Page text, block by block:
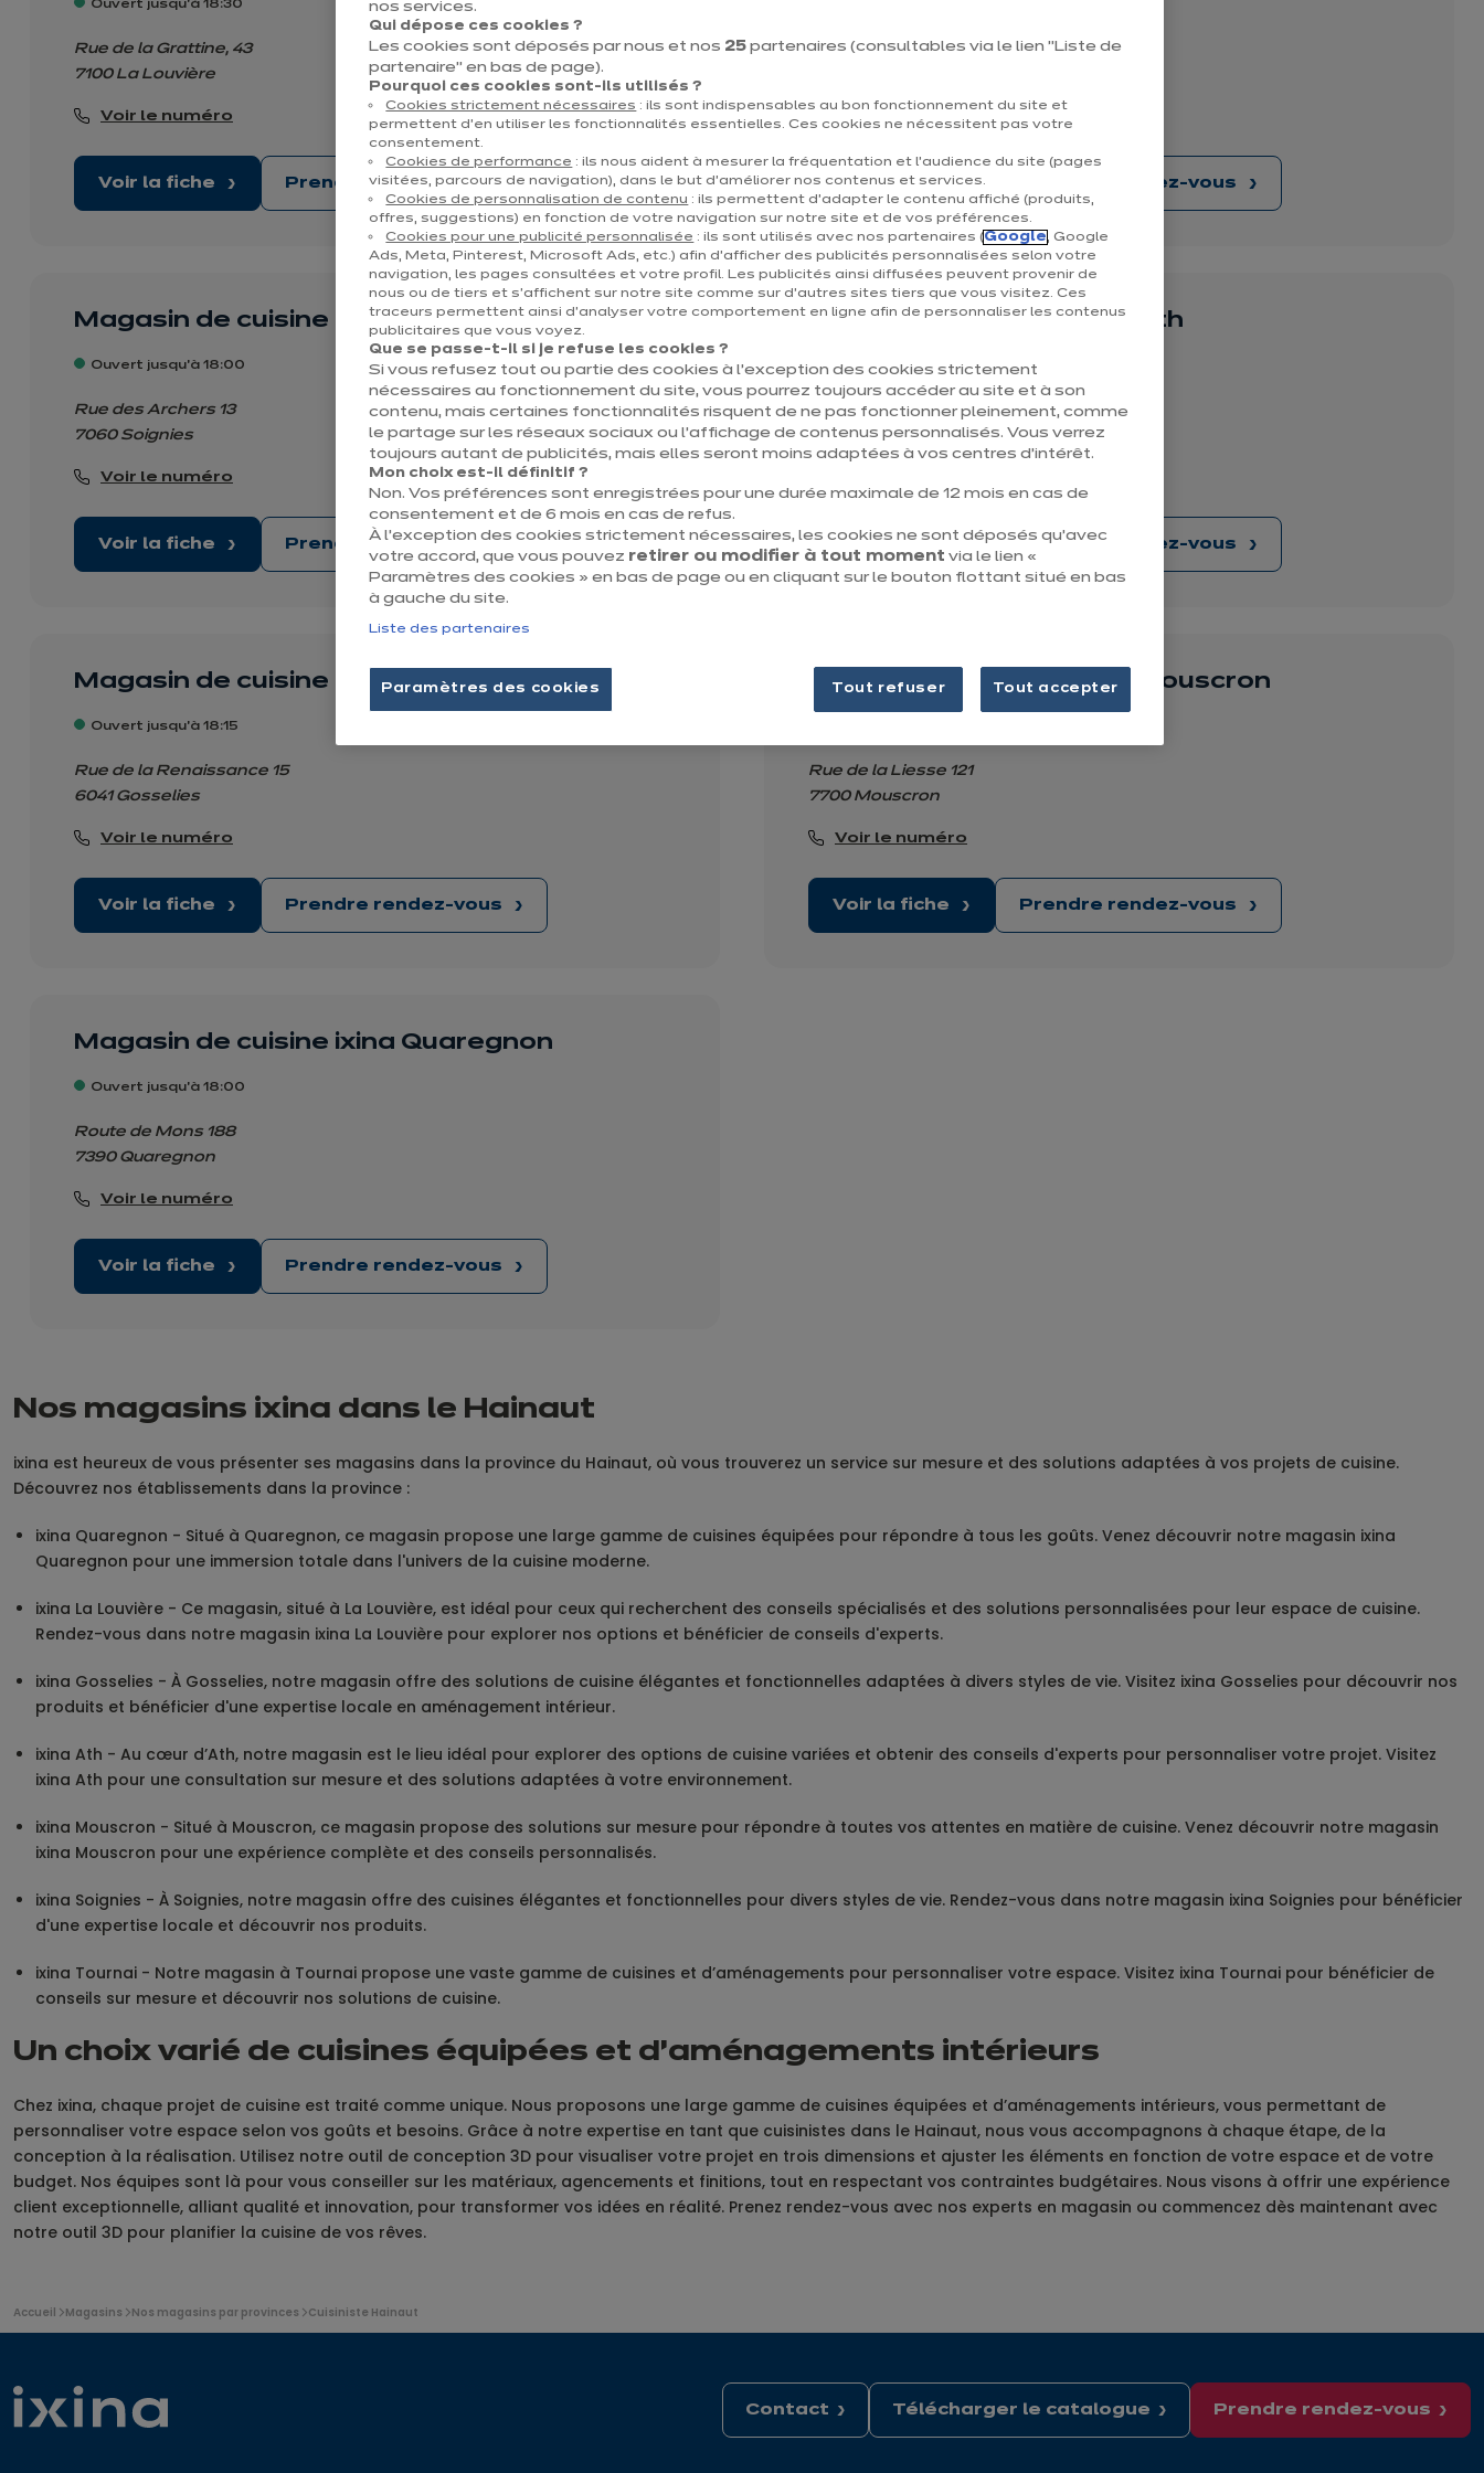
Ouvert jusqu'à 18:30
Rue de la Grattine, 43
7100 La Louvière
Voir le numéro
Voir la fiche Prendre rendez-vous
Rue des Roselières 5A
Voir le numéro
Voir la fiche Prendre rendez-vous
Magasin de cuisine ixina Soignies
Ouvert jusqu'à 18:00
Rue des Archers 13
7060 Soignies
Voir le numéro
Voir la fiche Prendre rendez-vous
Magasin de cuisine ixina Ath
Ouvert jusqu'à 18:30
Chaussée de Tournai 195
7801 Ath
Voir la fiche Prendre rendez-vous
Magasin de cuisine ixina Gosselies
Ouvert jusqu'à 18:15
Rue de la Renaissance 15
6041 Gosselies
Voir le numéro
Voir la fiche Prendre rendez-vous
Magasin de cuisine ixina Mouscron
Rue de la Liesse 121
7700 Mouscron
Voir le numéro
Voir la fiche Prendre rendez-vous
Magasin de cuisine ixina Quaregnon
Ouvert jusqu'à 18:00
Route de Mons 188
7390 Quaregnon
Voir le numéro
Voir la fiche Prendre rendez-vous
Nos magasins ixina dans le Hainaut
ixina est heureux de vous présenter ses magasins dans la province du Hainaut, où vous trouverez un service sur mesure et des solutions adaptées à vos projets de cuisine.
Découvrez nos établissements dans la province :
ixina Quaregnon - Situé à Quaregnon, ce magasin propose une large gamme de cuisines équipées pour répondre à tous les goûts. Venez découvrir notre magasin ixina
Quaregnon pour une immersion totale dans l'univers de la cuisine moderne.
ixina La Louvière - Ce magasin, situé à La Louvière, est idéal pour ceux qui recherchent des conseils spécialisés et des solutions personnalisées pour leur espace de cuisine.
Rendez-vous dans notre magasin ixina La Louvière pour explorer nos options et bénéficier de conseils d'experts.
ixina Gosselies - À Gosselies, notre magasin offre des solutions de cuisine élégantes et fonctionnelles adaptées à divers styles de vie. Visitez ixina Gosselies pour découvrir nos
produits et bénéficier d'une expertise locale en aménagement intérieur.
ixina Ath - Au cœur d’Ath, notre magasin est le lieu idéal pour explorer des options de cuisine variées et obtenir des conseils d'experts pour personnaliser votre projet. Visitez
ixina Ath pour une consultation sur mesure et des solutions adaptées à votre environnement.
ixina Mouscron - Situé à Mouscron, ce magasin propose des solutions sur mesure pour répondre à toutes vos attentes en matière de cuisine. Venez découvrir notre magasin
ixina Mouscron pour une expérience complète et des conseils personnalisés.
ixina Soignies - À Soignies, notre magasin offre des cuisines élégantes et fonctionnelles pour divers styles de vie. Rendez-vous dans notre magasin ixina Soignies pour bénéficier
d'une expertise locale et découvrir nos produits.
ixina Tournai - Notre magasin à Tournai propose une vaste gamme de cuisines et d’aménagements pour personnaliser votre espace. Visitez ixina Tournai pour bénéficier de
conseils sur mesure et découvrir nos solutions de cuisine.
Un choix varié de cuisines équipées et d’aménagements intérieurs
Chez ixina, chaque projet de cuisine est traité comme unique. Nous proposons une large gamme de cuisines équipées et d’aménagements intérieurs, vous permettant de
personnaliser votre espace selon vos goûts et besoins. Grâce à notre expertise en tant que cuisinistes dans le Hainaut, nous vous accompagnons à chaque étape, de la
conception à la réalisation. Utilisez notre outil de conception 3D pour visualiser votre projet en trois dimensions et ajuster les éléments en fonction de votre espace et de votre
budget. Nos équipes sont là pour vous conseiller sur les matériaux, agencements et finitions, tout en respectant vos contraintes budgétaires. Nous visons à offrir une expérience
client exceptionnelle, alliant qualité et innovation, pour transformer vos idées en réalité. Prenez rendez-vous avec nos experts en magasin ou commencez dès maintenant avec
notre outil 3D pour planifier la cuisine de vos rêves.
Vous
êtes
Accueil Magasins Nos magasins par provinces Cuisiniste Hainaut
Contact Télécharger le catalogue Prendre rendez-vous
nos services.
Qui dépose ces cookies ?
Les cookies sont déposés par nous et nos 25 partenaires (consultables via le lien "Liste de
partenaire" en bas de page).
Pourquoi ces cookies sont-ils utilisés ?
Cookies strictement nécessaires : ils sont indispensables au bon fonctionnement du site et
permettent d’en utiliser les fonctionnalités essentielles. Ces cookies ne nécessitent pas votre
consentement.
Cookies de performance : ils nous aident à mesurer la fréquentation et l’audience du site (pages
visitées, parcours de navigation), dans le but d’améliorer nos contenus et services.
Cookies de personnalisation de contenu : ils permettent d’adapter le contenu affiché (produits,
offres, suggestions) en fonction de votre navigation sur notre site et de vos préférences.
Cookies pour une publicité personnalisée : ils sont utilisés avec nos partenaires (Google, Google
Ads, Meta, Pinterest, Microsoft Ads, etc.) afin d’afficher des publicités personnalisées selon votre
navigation, les pages consultées et votre profil. Les publicités ainsi diffusées peuvent provenir de
nous ou de tiers et s'affichent sur notre site comme sur d’autres sites tiers que vous visitez. Ces
traceurs permettent ainsi d'analyser votre comportement en ligne afin de personnaliser les contenus
publicitaires que vous voyez.
Que se passe-t-il si je refuse les cookies ?
Si vous refusez tout ou partie des cookies à l’exception des cookies strictement
nécessaires au fonctionnement du site, vous pourrez toujours accéder au site et à son
contenu, mais certaines fonctionnalités risquent de ne pas fonctionner pleinement, comme
le partage sur les réseaux sociaux ou l’affichage de contenus personnalisés. Vous verrez
toujours autant de publicités, mais elles seront moins adaptées à vos centres d’intérêt.
Mon choix est-il définitif ?
Non. Vos préférences sont enregistrées pour une durée maximale de 12 mois en cas de
consentement et de 6 mois en cas de refus.
À l’exception des cookies strictement nécessaires, les cookies ne sont déposés qu’avec
votre accord, que vous pouvez retirer ou modifier à tout moment via le lien «
Paramètres des cookies » en bas de page ou en cliquant sur le bouton flottant situé en bas
à gauche du site.
Liste des partenaires
Paramètres des cookies Tout refuser Tout accepter